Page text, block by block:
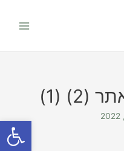
פתח
Menu
(1)